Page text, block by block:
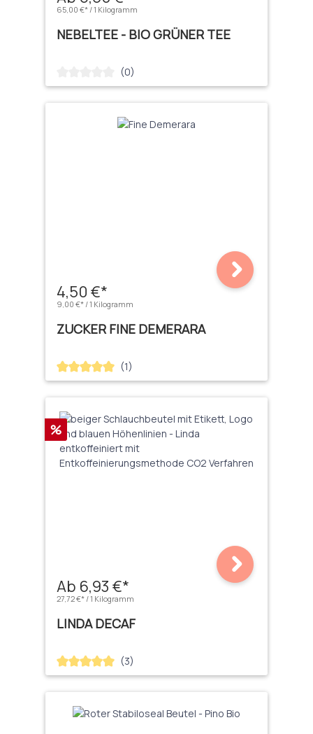
65,00 €* / 1 Kilogramm
NEBELTEE - BIO GRÜNER TEE
Durchschnittliche Bewertung von 0 von 5 Sternen
(0)
4,50 €*
9,00 €* / 1 Kilogramm
ZUCKER FINE DEMERARA
Durchschnittliche Bewertung von 5 von 5 Sternen
(1)
Rabatt
%
Ab 6,93 €*
27,72 €* / 1 Kilogramm
LINDA DECAF
Durchschnittliche Bewertung von 5 von 5 Sternen
(3)